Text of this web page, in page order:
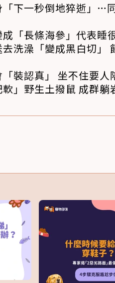
「下一秒倒地猝逝」…
「長條海參」代表睡
洗澡「變成黑白切」
裝認真」 坐不住要人
」野生土撥鼠 成群躺